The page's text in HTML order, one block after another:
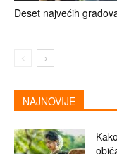
Deset najvećih
NAJNOVIJE